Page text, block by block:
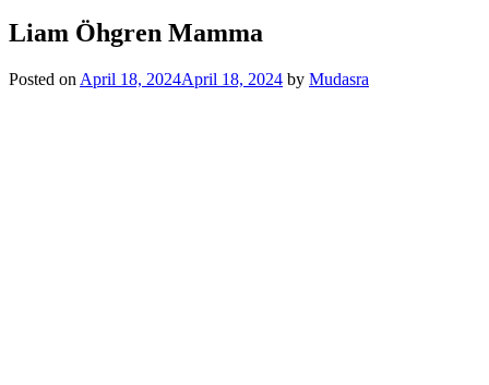
Liam Öhgren Mamma
Posted on April 18, 2024April 18, 2024 by Mudasra